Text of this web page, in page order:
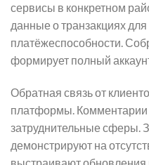
сервисы в конкретном
данные о транзакциях
платёжеспособности.
формирует полный
Обратная связь от
платформы. Комментарии
затруднительные сферы.
демонстрируют на